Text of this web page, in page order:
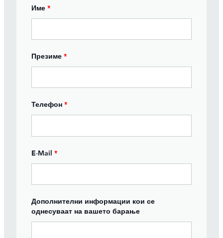
Име *
Презиме *
Телефон *
E-Mail *
Дополнителни информации кои се
однесуваат на вашето барање